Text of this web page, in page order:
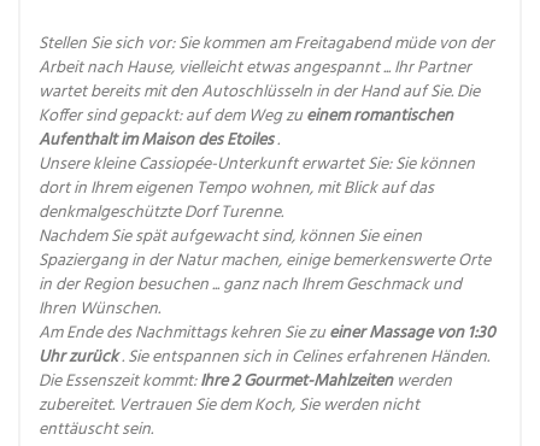
Stellen Sie sich vor: Sie kommen am Freitagabend müde von der
Arbeit nach Hause, vielleicht etwas angespannt ... Ihr Partner
wartet bereits mit den Autoschlüsseln in der Hand auf Sie. Die
Koffer sind gepackt: auf dem Weg zueinem romantischen
Aufenthalt im Maison des Etoiles.
Unsere kleine Cassiopée-Unterkunft erwartet Sie: Sie können
dort in Ihrem eigenen Tempo wohnen, mit Blick auf das
denkmalgeschützte Dorf Turenne.
Nachdem Sie spät aufgewacht sind, können Sie einen
Spaziergang in der Natur machen, einige bemerkenswerte Orte
in der Region besuchen ... ganz nach Ihrem Geschmack und
Ihren Wünschen.
Am Ende des Nachmittags kehren Sie zueiner Massage von 1:30
Uhr zurück. Sie entspannen sich in Celines erfahrenen Händen.
Die Essenszeit kommt:Ihre 2 Gourmet-Mahlzeitenwerden
zubereitet. Vertrauen Sie dem Koch, Sie werden nicht
enttäuscht sein.